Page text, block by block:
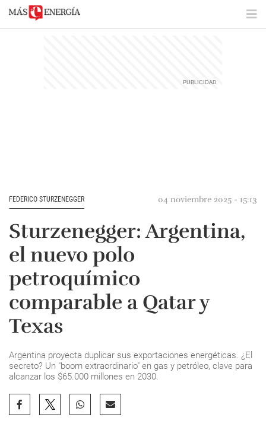
FEDERICO STURZENEGGER 04 noviembre 2025 - 15:13
Sturzenegger: Argentina,
el nuevo polo
petroquímico
comparable a Qatar y
Texas
Argentina proyecta duplicar sus exportaciones energéticas. ¿El
secreto? Un "boom extraordinario" en gas y petróleo, clave para
alcanzar los $65.000 millones en 2030.